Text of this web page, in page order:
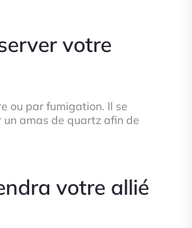
votre
ou par fumigation. Il se
amas de quartz afin de
votre allié